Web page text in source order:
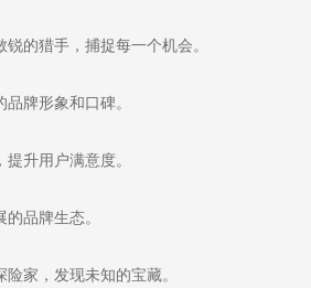
的猎手，捕捉每一个机会。
牌形象和口碑。
升用户满意度。
品牌生态。
家，发现未知的宝藏。